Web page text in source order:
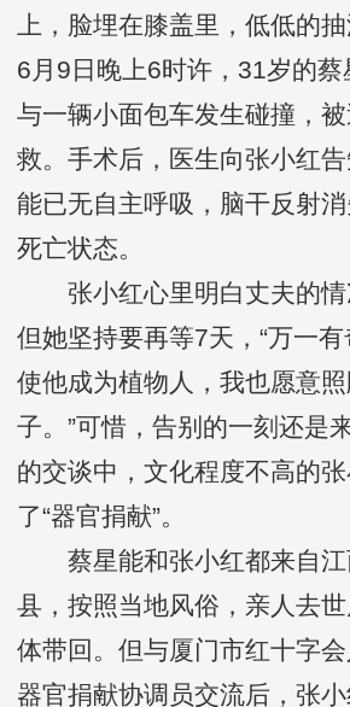
上，脸埋在膝盖里，低低的
6月9日晚上6时许，31岁的
与一辆小面包车发生碰撞，
救。手术后，医生向张小红
能已无自主呼吸，脑干反射
死亡状态。
张小红心里明白丈夫的情
但她坚持要再等7天，“万一
使他成为植物人，我也愿意
子。”可惜，告别的一刻还是
的交谈中，文化程度不高的
了“器官捐献”。
蔡星能和张小红都来自江
县，按照当地风俗，亲人去
体带回。但与厦门市红十字
器官捐献协调员交流后，张